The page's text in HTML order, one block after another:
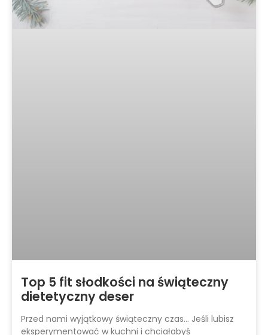
Top 5 fit słodkości na świąteczny
dietetyczny deser
Przed nami wyjątkowy świąteczny czas… Jeśli lubisz
eksperymentować w kuchni i chciałabyś